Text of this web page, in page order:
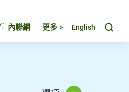
內聯網 更多 > English